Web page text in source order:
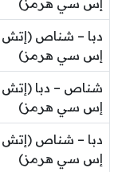
إس سي هرمز)
دبا – شناص (إتش
إس سي هرمز)
شناص – دبا (إتش
إس سي هرمز)
دبا – شناص (إتش
إس سي هرمز)